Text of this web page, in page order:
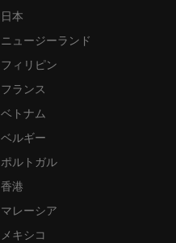
日本
ニュージーランド
フィリピン
フランス
ベトナム
ベルギー
ポルトガル
香港
マレーシア
メキシコ